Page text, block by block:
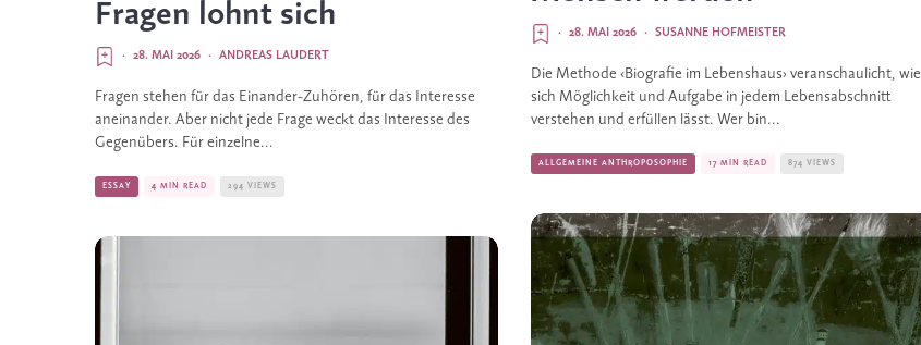
Fragen lohnt sich
ANDREAS LAUDERT
·
28. MAI 2026
·
Fragen stehen für das Einander-Zuhören, für das Interesse
aneinander. Aber nicht jede Frage weckt das Interesse des
Gegenübers. Für einzelne...
ESSAY 4 MIN READ 294 VIEWS
SUSANNE HOFMEISTER
·
28. MAI 2026
·
Die Methode ‹Biografie im Lebenshaus› veranschaulicht, wie
sich Möglichkeit und Aufgabe in jedem Lebensabschnitt
verstehen und erfüllen lässt. Wer bin...
ALLGEMEINE ANTHROPOSOPHIE 17 MIN READ 874 VIEWS